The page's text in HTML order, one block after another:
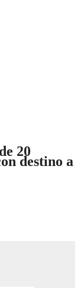
20
destino a